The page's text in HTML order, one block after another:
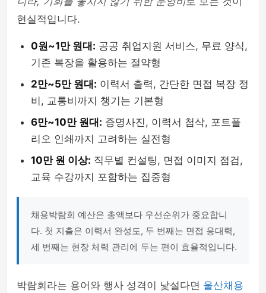
현실적입니다.
0원~1만 원대: 공공 취업지원 서비스, 무료 양식,
기존 복장을 활용하는 절약형
2만~5만 원대: 이력서 출력, 간단한 면접 복장 정
비, 교통비까지 챙기는 기본형
6만~10만 원대: 증명사진, 이력서 첨삭, 포트폴
리오 인쇄까지 고려하는 실전형
10만 원 이상: 직무별 컨설팅, 면접 이미지 점검,
교육 수강까지 포함하는 집중형
채용박람회 예산은 총액보다 우선순위가 중요합니
다. 첫 지출은 이력서 완성도, 두 번째는 면접 응대력,
세 번째는 현장 체력 관리에 두는 편이 효율적입니다.
박람회라는 용어와 행사 성격이 낯설다면 울산채용